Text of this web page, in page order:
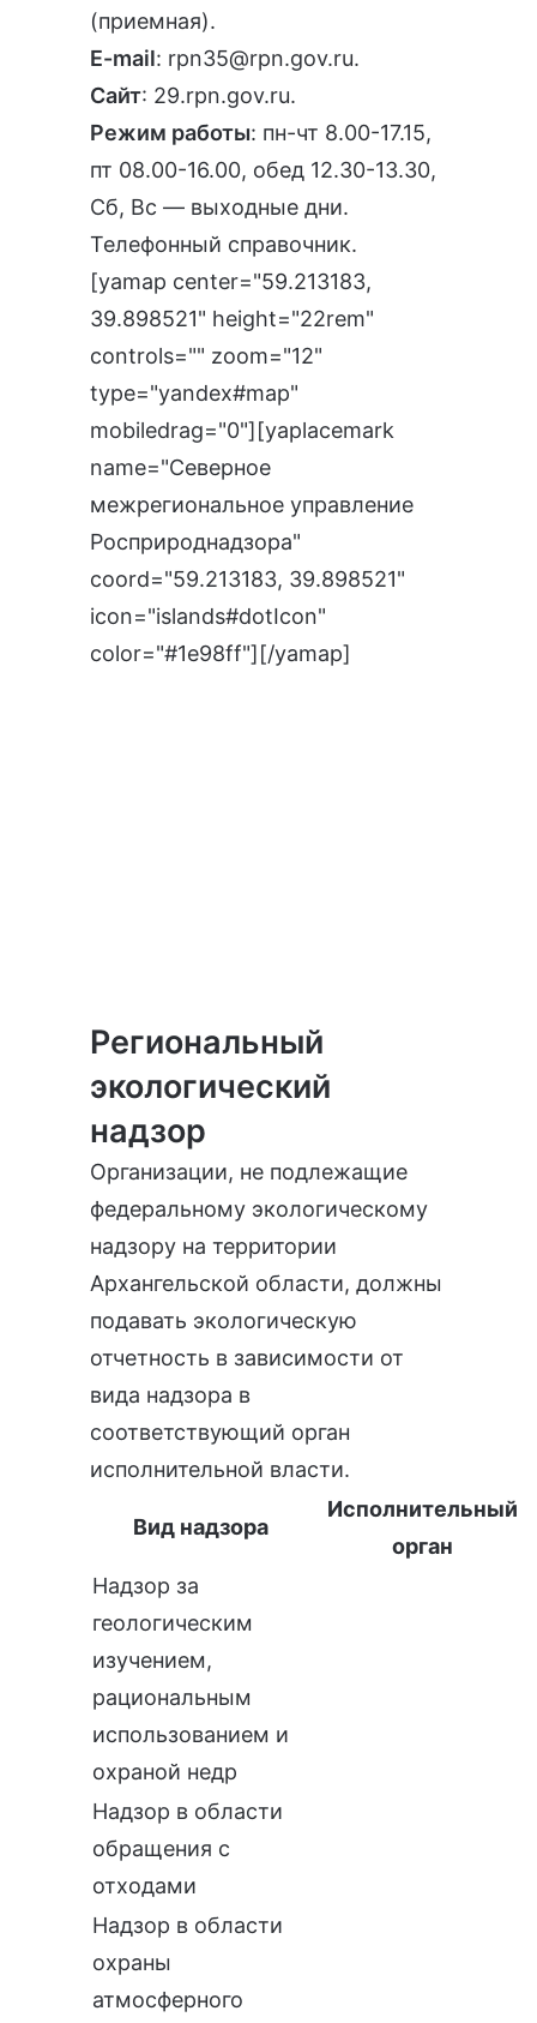
(приемная).
E-mail: rpn35@rpn.gov.ru.
Сайт: 29.rpn.gov.ru.
Режим работы: пн-чт 8.00-17.15,
пт 08.00-16.00, обед 12.30-13.30,
Сб, Вс — выходные дни.
Телефонный справочник.
[yamap center="59.213183,
39.898521" height="22rem"
controls="" zoom="12"
type="yandex#map"
mobiledrag="0"][yaplacemark
name="Северное
межрегиональное управление
Росприроднадзора"
coord="59.213183, 39.898521"
icon="islands#dotIcon"
color="#1e98ff"][/yamap]
Региональный
экологический
надзор
Организации, не подлежащие
федеральному экологическому
надзору на территории
Архангельской области, должны
подавать экологическую
отчетность в зависимости от
вида надзора в
соответствующий орган
исполнительной власти.
Вид надзора
Исполнительный
орган
Надзор за
геологическим
изучением,
рациональным
использованием и
охраной недр
Надзор в области
обращения с
отходами
Надзор в области
охраны
атмосферного